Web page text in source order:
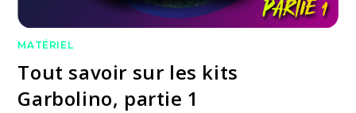
MATÉRIEL
Tout savoir sur les kits
Garbolino, partie 1